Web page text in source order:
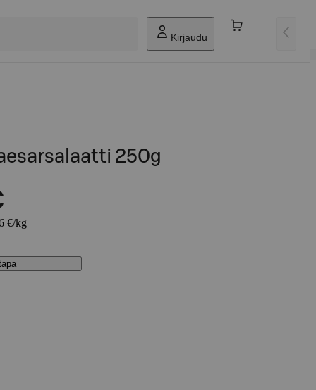
Kirjaudu
250g
€/kg